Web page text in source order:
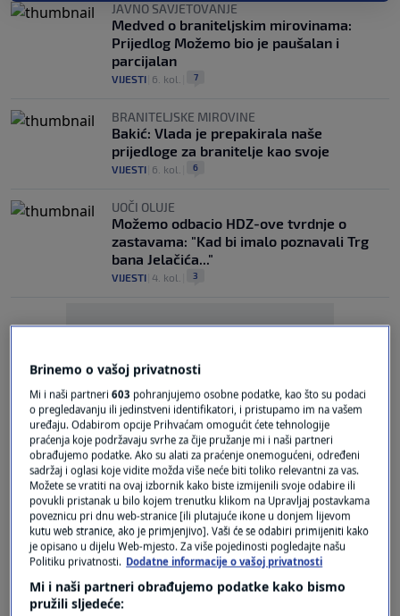
JAVNO SAVJETOVANJE
Medved o braniteljskim mirovinama:
Prijedlog Možemo bio je paušalan i
parcijalan
VIJESTI 6. kol. 7
BRANITELJSKE MIROVINE
Bakić: Vlada je prepakirala naše
prijedloge za branitelje kao svoje
VIJESTI 6. kol. 6
UOČI OLUJE
Možemo odbacio HDZ-ove tvrdnje o
zastavama: "Kad bi imalo poznavali Trg
bana Jelačića..."
VIJESTI 4. kol. 3
Oglas
CROBAROMETAR
Medved popularniji od Plenkovića i
Anušića, rastu Možemo i Most, a znamo i
kome građani najviše vjeruju
VIJESTI
Brinemo o vašoj privatnosti
Mi i naši partneri603 pohranjujemo osobne podatke, kao što su podaci
o pregledavanju ili jedinstveni identifikatori, i pristupamo im na vašem
uređaju. Odabirom opcije Prihvaćam omogućit ćete tehnologije
praćenja koje podržavaju svrhe za čije pružanje mi i naši partneri
obrađujemo podatke. Ako su alati za praćenje onemogućeni, određeni
sadržaj i oglasi koje vidite možda više neće biti toliko relevantni za vas.
Možete se vratiti na ovaj izbornik kako biste izmijenili svoje odabire ili
povukli pristanak u bilo kojem trenutku klikom na Upravljaj postavkama
poveznicu pri dnu web-stranice [ili plutajuće ikone u donjem lijevom
kutu web stranice, ako je primjenjivo]. Vaši će se odabiri primijeniti kako
je opisano u dijelu Web-mjesto. Za više pojedinosti pogledajte našu
Politiku privatnosti. Dodatne informacije o vašoj privatnosti
Mi i naši partneri obrađujemo podatke kako bismo
pružili sljedeće: